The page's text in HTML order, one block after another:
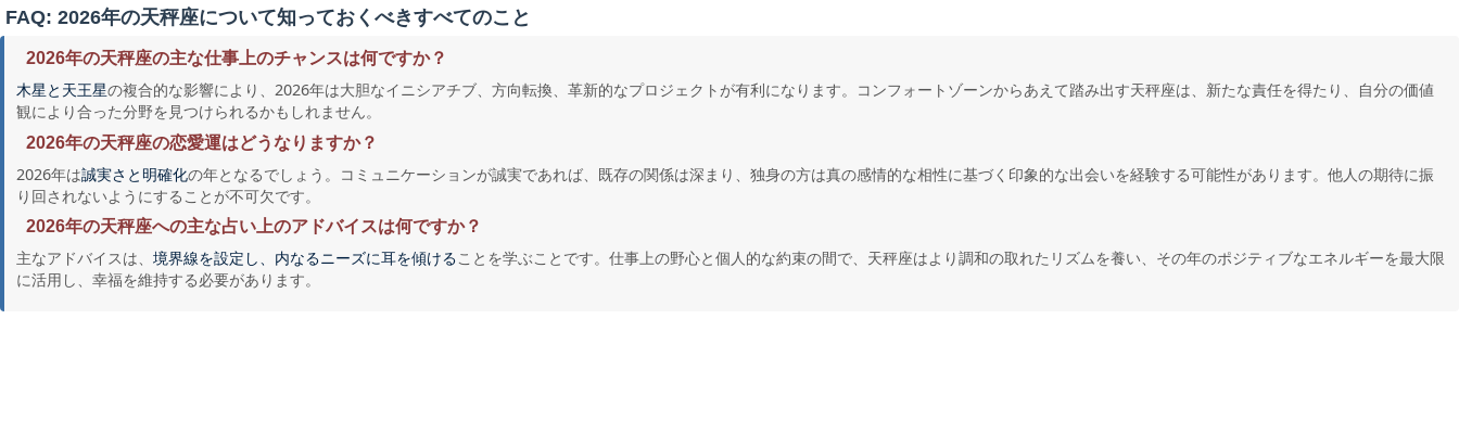
FAQ: 2026年の天秤座について知っておくべきすべてのこと
2026年の天秤座の主な仕事上のチャンスは何ですか？
木星と天王星の複合的な影響により、2026年は大胆なイニシアチブ、方向転換、革新的なプロジェクトが有利になります。コンフォートゾーンからあえて踏み出す天秤座は、新たな責任を得たり、自分の価値
観により合った分野を見つけられるかもしれません。
2026年の天秤座の恋愛運はどうなりますか？
2026年は誠実さと明確化の年となるでしょう。コミュニケーションが誠実であれば、既存の関係は深まり、独身の方は真の感情的な相性に基づく印象的な出会いを経験する可能性があります。他人の期待に振
り回されないようにすることが不可欠です。
2026年の天秤座への主な占い上のアドバイスは何ですか？
主なアドバイスは、境界線を設定し、内なるニーズに耳を傾けることを学ぶことです。仕事上の野心と個人的な約束の間で、天秤座はより調和の取れたリズムを養い、その年のポジティブなエネルギーを最大限
に活用し、幸福を維持する必要があります。